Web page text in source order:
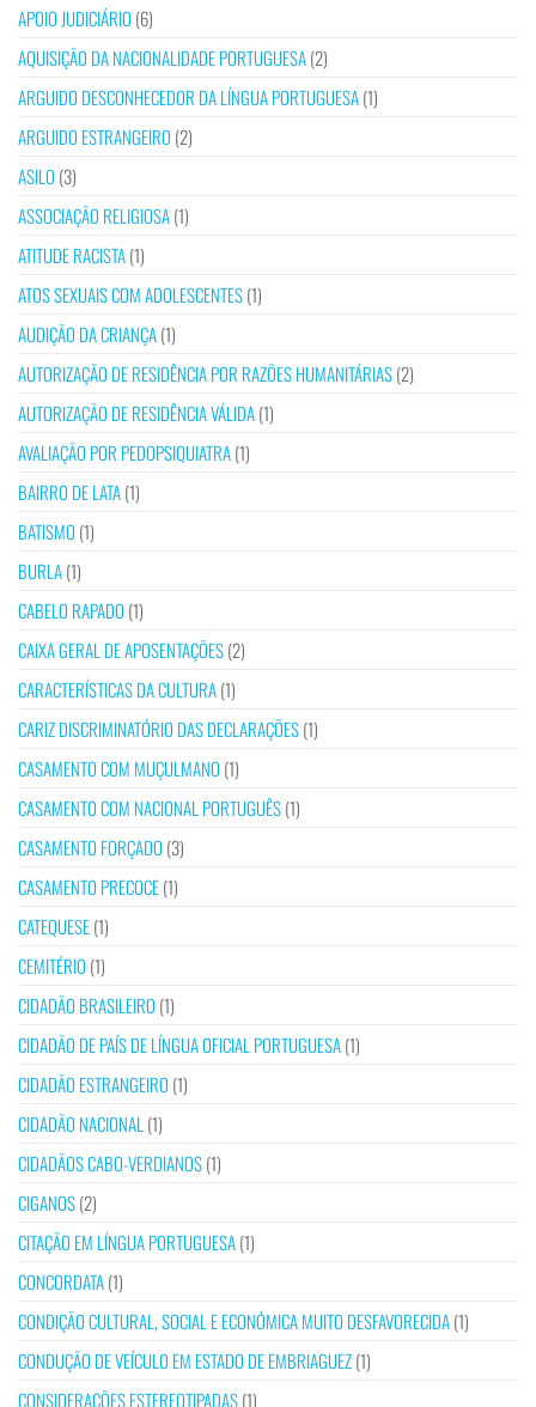
APOIO JUDICIÁRIO (6)
AQUISIÇÃO DA NACIONALIDADE PORTUGUESA(2)
ARGUIDO DESCONHECEDOR DA LÍNGUA PORTUGUESA(1)
ARGUIDO ESTRANGEIRO (2)
ASILO (3)
ASSOCIAÇÃO RELIGIOSA(1)
ATITUDE RACISTA(1)
ATOS SEXUAIS COM ADOLESCENTES(1)
AUDIÇÃO DA CRIANÇA(1)
AUTORIZAÇÃO DE RESIDÊNCIA POR RAZÕES HUMANITÁRIAS(2)
AUTORIZAÇÃO DE RESIDÊNCIA VÁLIDA(1)
AVALIAÇÃO POR PEDOPSIQUIATRA(1)
BAIRRO DE LATA(1)
BATISMO (1)
BURLA(1)
CABELO RAPADO (1)
CAIXA GERAL DE APOSENTAÇÕES(2)
CARACTERÍSTICAS DA CULTURA(1)
CARIZ DISCRIMINATÓRIO DAS DECLARAÇÕES(1)
CASAMENTO COM MUÇULMANO (1)
CASAMENTO COM NACIONAL PORTUGUÊS(1)
CASAMENTO FORÇADO (3)
CASAMENTO PRECOCE(1)
CATEQUESE(1)
CEMITÉRIO (1)
CIDADÃO BRASILEIRO (1)
CIDADÃO DE PAÍS DE LÍNGUA OFICIAL PORTUGUESA(1)
CIDADÃO ESTRANGEIRO (1)
CIDADÃO NACIONAL (1)
CIDADÃOS CABO-VERDIANOS(1)
CIGANOS(2)
CITAÇÃO EM LÍNGUA PORTUGUESA(1)
CONCORDATA(1)
CONDIÇÃO CULTURAL, SOCIAL E ECONÓMICA MUITO DESFAVORECIDA(1)
CONDUÇÃO DE VEÍCULO EM ESTADO DE EMBRIAGUEZ(1)
CONSIDERAÇÕES ESTEREOTIPADAS(1)